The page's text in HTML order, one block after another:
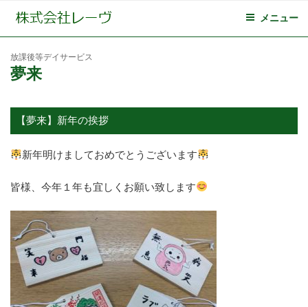
メニュー
放課後等デイサービス
夢来
【夢来】新年の挨拶
新年明けましておめでとうございます
皆様、今年１年も宜しくお願い致します